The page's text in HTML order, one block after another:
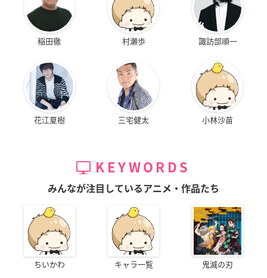
稲田徹 村瀬歩 諏訪部順一
花江夏樹 三宅健太 小林沙苗
KEYWORDS
みんなが注目しているアニメ・作品たち
ちいかわ キャラ一覧 鬼滅の刃